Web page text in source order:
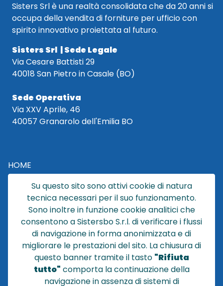
Sisters Srl è una realtà consolidata che da 20 anni si
occupa della vendita di forniture per ufficio con
spirito innovativo proiettata al futuro.
Sisters Srl | Sede Legale
Via Cesare Battisti 29
40018 San Pietro in Casale (BO)
Sede Operativa
Via XXV Aprile, 46
40057 Granarolo dell'Emilia BO
HOME
CATALOGO
CHI SIAMO
NEWS
CONTATTACI
CONDIZIONI DI VENDITA
POLICY PRIVACY
NOTE LEGALI
Su questo sito sono attivi cookie di natura
tecnica necessari per il suo funzionamento.
Sono inoltre in funzione cookie analitici che
consentono a Sistersbo S.r.l. di verificare i flussi
di navigazione in forma anonimizzata e di
migliorare le prestazioni del sito. La chiusura di
questo banner tramite il tasto "Rifiuta
tutto" comporta la continuazione della
navigazione in assenza di sistemi di